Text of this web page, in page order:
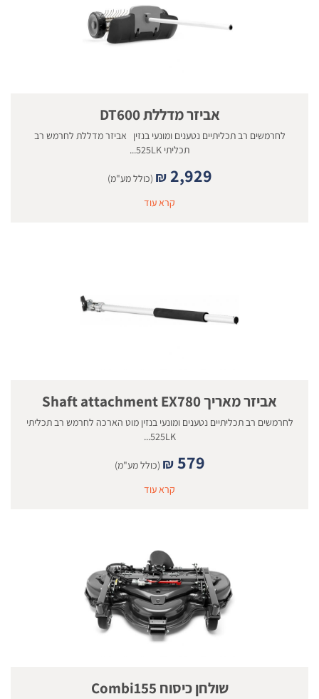
אביזר מדללת DT600
לחרמשים רב תכליתיים נטענים ומונעי בנזין אביזר מדללת לחרמש רב
תכליתי 525LK...
₪ 2,929
(כולל מע"מ)
קרא עוד
אביזר מאריך Shaft attachment EX780
לחרמשים רב תכליתיים נטענים ומונעי בנזין מוט הארכה לחרמש רב תכליתי
525LK...
₪ 579
(כולל מע"מ)
קרא עוד
שולחן כיסוח Combi155